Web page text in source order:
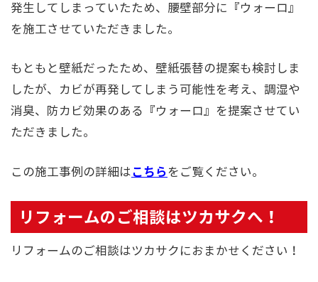
発生してしまっていたため、腰壁部分に『ウォーロ』
を施工させていただきました。
もともと壁紙だったため、壁紙張替の提案も検討しま
したが、カビが再発してしまう可能性を考え、調湿や
消臭、防カビ効果のある『ウォーロ』を提案させてい
ただきました。
この施工事例の詳細はこちらをご覧ください。
リフォームのご相談はツカサクへ！
リフォームのご相談はツカサクにおまかせください！